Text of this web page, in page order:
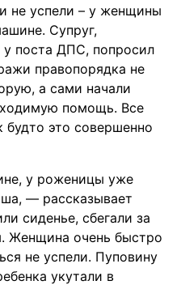
не успели – у женщины
Супруг,
у поста ДПС, попросил
правопорядка не
а сами начали
помощь. Все
будто это совершенно
у роженицы уже
— рассказывает
сиденье, сбегали за
Женщина очень быстро
не успели. Пуповину
укутали в